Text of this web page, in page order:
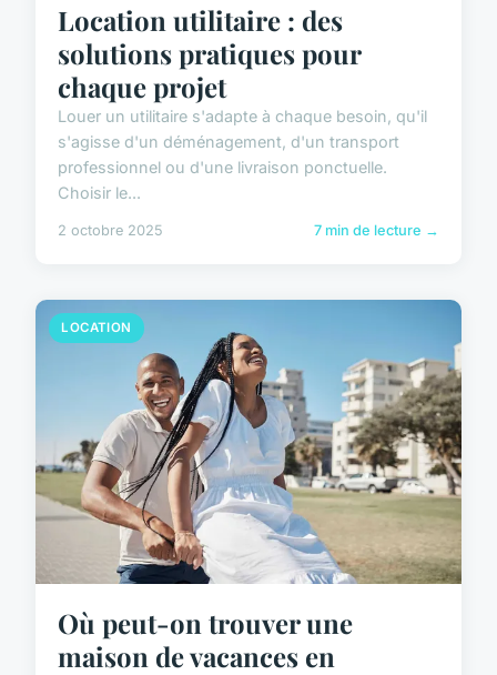
Location utilitaire : des
solutions pratiques pour
chaque projet
Louer un utilitaire s'adapte à chaque besoin, qu'il
s'agisse d'un déménagement, d'un transport
professionnel ou d'une livraison ponctuelle.
Choisir le...
2 octobre 2025 7 min de lecture →
LOCATION
Où peut-on trouver une
maison de vacances en